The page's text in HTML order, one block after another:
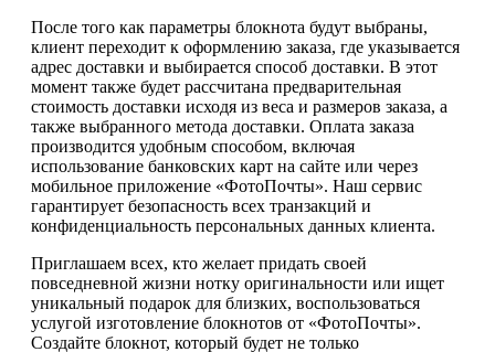
После того как параметры блокнота будут выбраны,
клиент переходит к оформлению заказа, где указывается
адрес доставки и выбирается способ доставки. В этот
момент также будет рассчитана предварительная
стоимость доставки исходя из веса и размеров заказа, а
также выбранного метода доставки. Оплата заказа
производится удобным способом, включая
использование банковских карт на сайте или через
мобильное приложение «ФотоПочты». Наш сервис
гарантирует безопасность всех транзакций и
конфиденциальность персональных данных клиента.
Приглашаем всех, кто желает придать своей
повседневной жизни нотку оригинальности или ищет
уникальный подарок для близких, воспользоваться
услугой изготовление блокнотов от «ФотоПочты».
Создайте блокнот, который будет не только